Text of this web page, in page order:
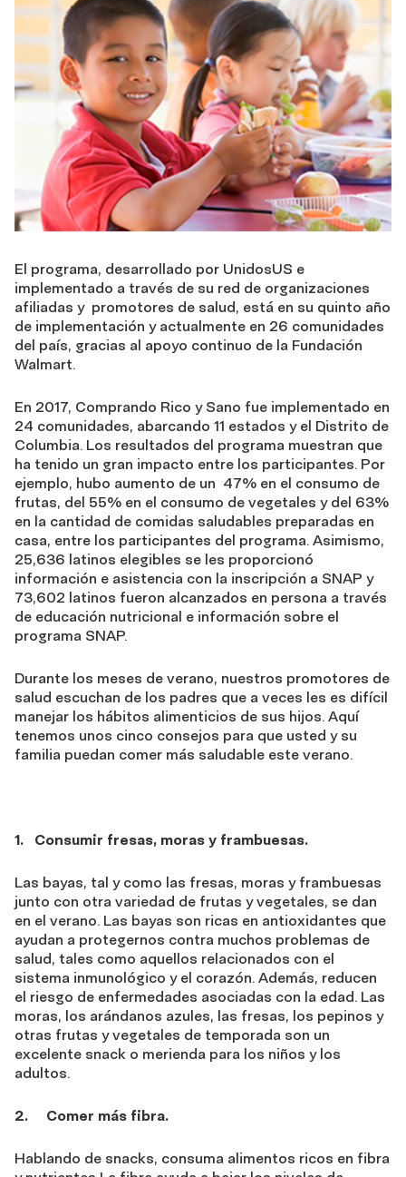
El programa, desarrollado por UnidosUS e
implementado a través de su red de organizaciones
afiliadas y promotores de salud, está en su quinto año
de implementación y actualmente en 26 comunidades
del país, gracias al apoyo continuo de la Fundación
Walmart.
En 2017, Comprando Rico y Sano fue implementado en
24 comunidades, abarcando 11 estados y el Distrito de
Columbia. Los resultados del programa muestran que
ha tenido un gran impacto entre los participantes. Por
ejemplo, hubo aumento de un 47% en el consumo de
frutas, del 55% en el consumo de vegetales y del 63%
en la cantidad de comidas saludables preparadas en
casa, entre los participantes del programa. Asimismo,
25,636 latinos elegibles se les proporcionó
información e asistencia con la inscripción a SNAP y
73,602 latinos fueron alcanzados en persona a través
de educación nutricional e información sobre el
programa SNAP.
Durante los meses de verano, nuestros promotores de
salud escuchan de los padres que a veces les es difícil
manejar los hábitos alimenticios de sus hijos. Aquí
tenemos unos cinco consejos para que usted y su
familia puedan comer más saludable este verano.
1. Consumir fresas, moras y frambuesas.
Las bayas, tal y como las fresas, moras y frambuesas
junto con otra variedad de frutas y vegetales, se dan
en el verano. Las bayas son ricas en antioxidantes que
ayudan a protegernos contra muchos problemas de
salud, tales como aquellos relacionados con el
sistema inmunológico y el corazón. Además, reducen
el riesgo de enfermedades asociadas con la edad. Las
moras, los arándanos azules, las fresas, los pepinos y
otras frutas y vegetales de temporada son un
excelente snack o merienda para los niños y los
adultos.
2. Comer más fibra.
Hablando de snacks, consuma alimentos ricos en fibra